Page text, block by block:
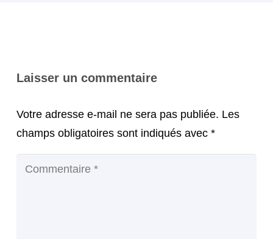
Laisser un commentaire
Votre adresse e-mail ne sera pas publiée. Les
champs obligatoires sont indiqués avec *